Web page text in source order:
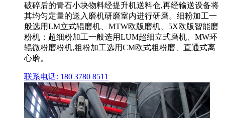
破碎后的青石小块物料经提升机送料仓,再经输送设备将
其均匀定量的送入磨机研磨室内进行研磨。细粉加工一
般选用LM立式辊磨机、MTW欧版磨机、5X欧版智能磨
粉机；超细粉加工一般选用LUM超细立式磨机、MW环
辊微粉磨粉机,粗粉加工选用CM欧式粗粉磨、直通式离
心磨。
联系电话: 180 3780 8511